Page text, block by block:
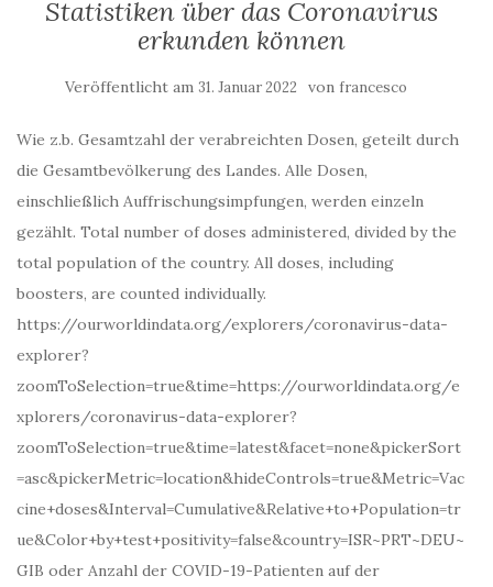
Statistiken über das Coronavirus
erkunden können
Veröffentlicht am 31. Januar 2022 von francesco
Wie z.b. Gesamtzahl der verabreichten Dosen, geteilt durch
die Gesamtbevölkerung des Landes. Alle Dosen,
einschließlich Auffrischungsimpfungen, werden einzeln
gezählt. Total number of doses administered, divided by the
total population of the country. All doses, including
boosters, are counted individually.
https://ourworldindata.org/explorers/coronavirus-data-
explorer?
zoomToSelection=true&time=https://ourworldindata.org/e
xplorers/coronavirus-data-explorer?
zoomToSelection=true&time=latest&facet=none&pickerSort
=asc&pickerMetric=location&hideControls=true&Metric=Vac
cine+doses&Interval=Cumulative&Relative+to+Population=tr
ue&Color+by+test+positivity=false&country=ISR~PRT~DEU~
GIB oder Anzahl der COVID-19-Patienten auf der